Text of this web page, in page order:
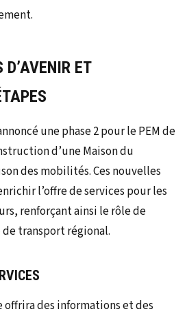
D’AVENIR ET
une phase 2 pour le PEM de
d’une Maison du
des mobilités. Ces nouvelles
l’offre de services pour les
renforçant ainsi le rôle de
de transport régional.
offrira des informations et des